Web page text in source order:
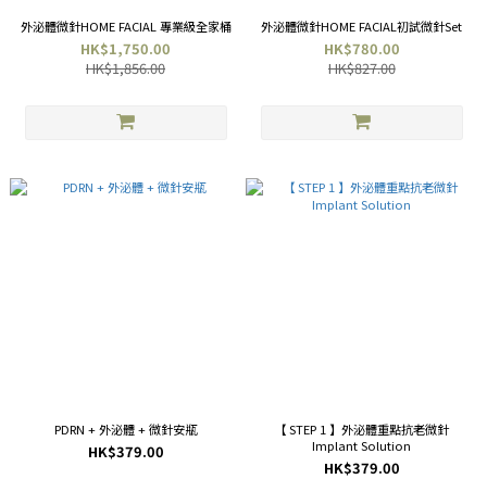
外泌體微針HOME FACIAL 專業級全家桶
HK$1,750.00
HK$1,856.00
外泌體微針HOME FACIAL初試微針Set
HK$780.00
HK$827.00
PDRN + 外泌體 + 微針安瓶
HK$379.00
【 STEP 1 】外泌體重點抗老微針
Implant Solution
HK$379.00